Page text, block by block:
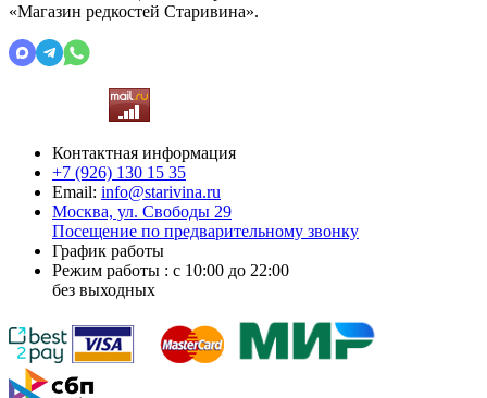
«Магазин редкостей Старивина».
Контактная информация
+7 (926) 130 15 35
Email: info@starivina.ru
Москва, ул. Свободы 29
Посещение по предварительному звонку
График работы
Режим работы : с 10:00 до 22:00
без выходных